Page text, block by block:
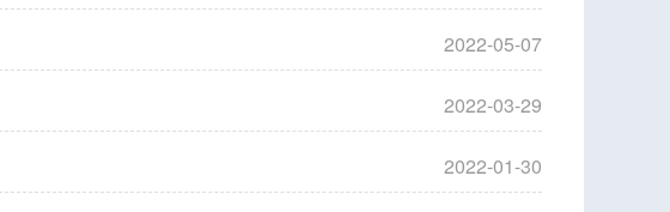
2022-05-07
2022-03-29
2022-01-30